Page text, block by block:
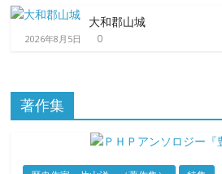
大和郡山城
2026年8月5日 0
著作集